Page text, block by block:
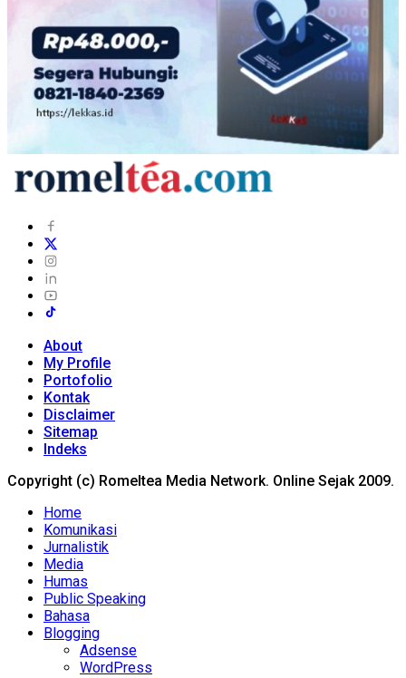
About
My Profile
Portofolio
Kontak
Disclaimer
Sitemap
Indeks
Copyright (c) Romeltea Media Network. Online Sejak 2009.
Home
Komunikasi
Jurnalistik
Media
Humas
Public Speaking
Bahasa
Blogging
Adsense
WordPress